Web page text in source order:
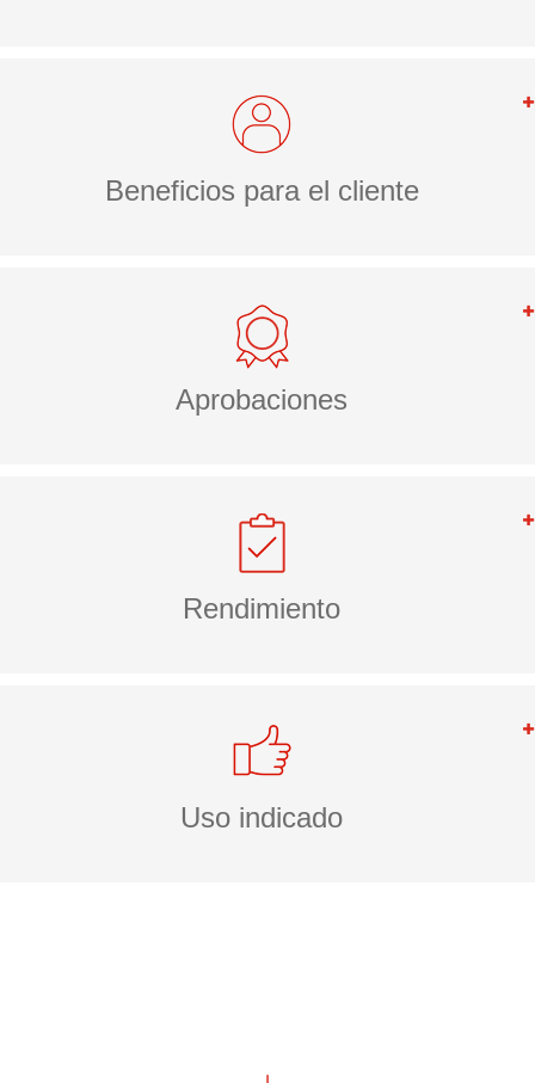
Beneficios para el cliente
Aprobaciones
Rendimiento
Uso indicado